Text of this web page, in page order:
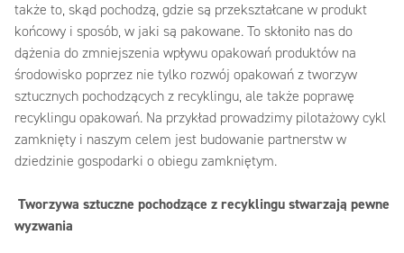
także to, skąd pochodzą, gdzie są przekształcane w produkt
końcowy i sposób, w jaki są pakowane. To skłoniło nas do
dążenia do zmniejszenia wpływu opakowań produktów na
środowisko poprzez nie tylko rozwój opakowań z tworzyw
sztucznych pochodzących z recyklingu, ale także poprawę
recyklingu opakowań. Na przykład prowadzimy pilotażowy cykl
zamknięty i naszym celem jest budowanie partnerstw w
dziedzinie gospodarki o obiegu zamkniętym.
Tworzywa sztuczne pochodzące z recyklingu stwarzają pewne
wyzwania